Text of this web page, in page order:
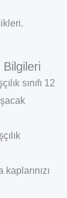
sınıfı 12